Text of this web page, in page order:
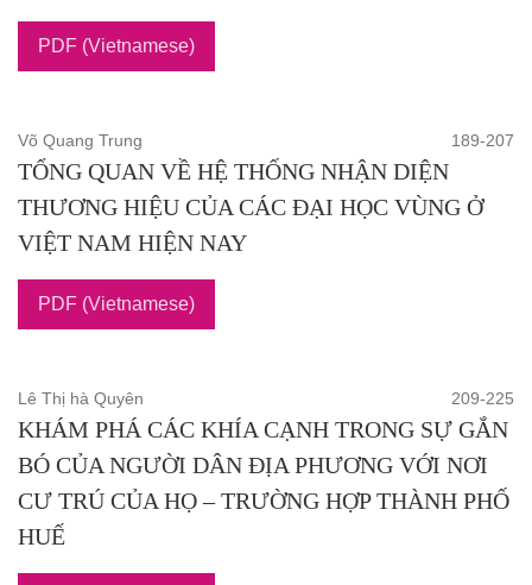
PDF (Vietnamese)
Võ Quang Trung 189-207
TỔNG QUAN VỀ HỆ THỐNG NHẬN DIỆN
THƯƠNG HIỆU CỦA CÁC ĐẠI HỌC VÙNG Ở
VIỆT NAM HIỆN NAY
PDF (Vietnamese)
Lê Thị hà Quyên 209-225
KHÁM PHÁ CÁC KHÍA CẠNH TRONG SỰ GẮN
BÓ CỦA NGƯỜI DÂN ĐỊA PHƯƠNG VỚI NƠI
CƯ TRÚ CỦA HỌ – TRƯỜNG HỢP THÀNH PHỐ
HUẾ